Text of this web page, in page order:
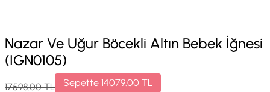
Nazar Ve Uğur Böcekli Altın Bebek İğnesi
(IGN0105)
17598.00TL Sepette 14079.00 TL